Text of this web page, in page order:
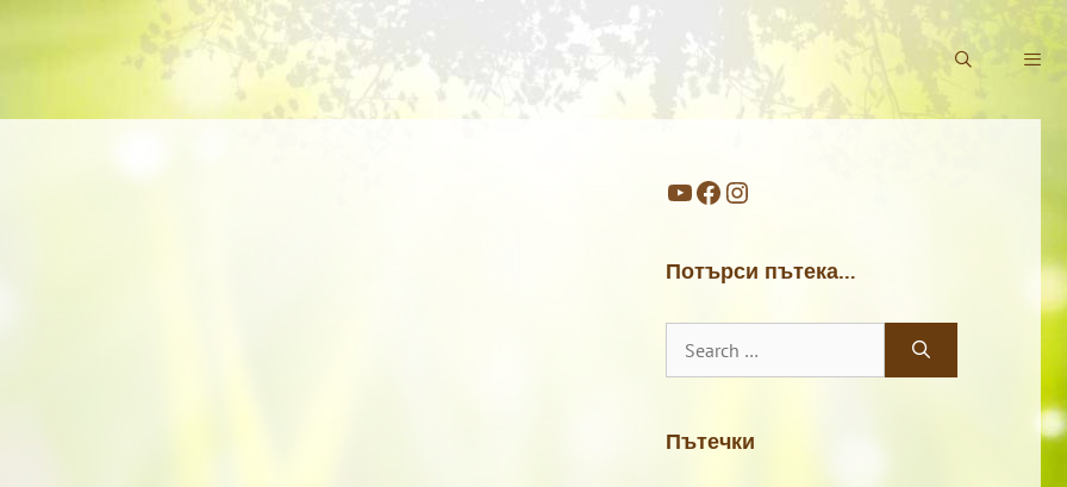
YouTube
Facebook
Instagram
Потърси пътека…
for:
Пътечки